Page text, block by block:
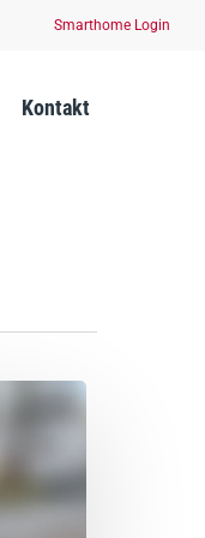
Smarthome Login
Kontakt